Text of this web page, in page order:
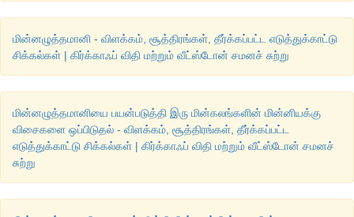
மின்னழுத்தமானி - விளக்கம், சூத்திரங்கள், தீர்க்கப்பட்ட எடுத்துக்காட்டு
சிக்கல்கள் | கிர்க்காஃப் விதி மற்றும் வீட்ஸ்டோன் சமனச் சுற்று
மின்னழுத்தமானியை பயன்படுத்தி இரு மின்கலங்களின் மின்னியக்கு
விசைகளை ஒப்பிடுதல் - விளக்கம், சூத்திரங்கள், தீர்க்கப்பட்ட
எடுத்துக்காட்டு சிக்கல்கள் | கிர்க்காஃப் விதி மற்றும் வீட்ஸ்டோன் சமனச்
சுற்று